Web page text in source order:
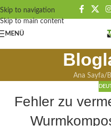
Skip to navigation
Skip to main content
MENÜ
Ana Sayfa/
Fehler zu